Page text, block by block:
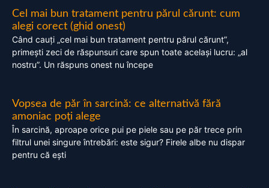
Cel mai bun tratament pentru părul cărunt: cum
alegi corect (ghid onest)
Când cauți „cel mai bun tratament pentru părul cărunt”,
primești zeci de răspunsuri care spun toate același lucru: „al
nostru”. Un răspuns onest nu începe
Vopsea de păr în sarcină: ce alternativă fără
amoniac poți alege
În sarcină, aproape orice pui pe piele sau pe păr trece prin
filtrul unei singure întrebări: este sigur? Firele albe nu dispar
pentru că ești